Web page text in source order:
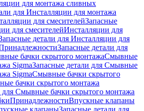
для монтажа сливных
для Инсталляции для монтажа
для смесителейЗапасные
для смесителейИнсталляции для
детали для Инсталляции для
Запасные детали для
бачки скрытого монтажаСмывные
SigmaЗапасные детали для Смывные
SigmaСмывные бачки скрытого
бачки скрытого монтажа
для Смывные бачки скрытого монтажа
ПринадлежностиВпускные клапаны
клапаныЗапасные детали для